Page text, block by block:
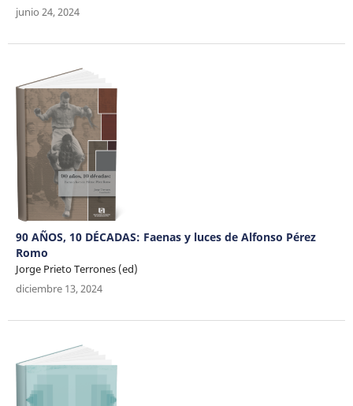
junio 24, 2024
90 AÑOS, 10 DÉCADAS: Faenas y luces de Alfonso Pérez
Romo
Jorge Prieto Terrones (ed)
diciembre 13, 2024